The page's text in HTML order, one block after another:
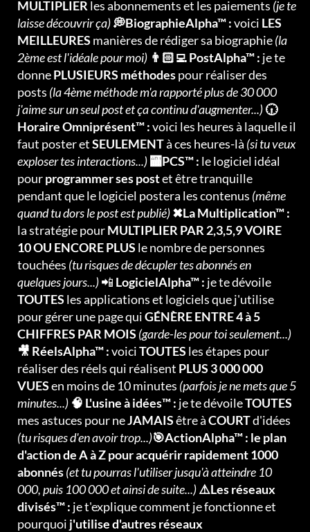
MULTIPLIER les abonnements et les paiements (je te
laisse découvrir ça)💭BiographieAlpha™ :voici LES
MEILLEURES manières de rédiger sa biographie(la
2ème est l'idéale pour moi) 👨🏻‍💻 PostAlpha™ : je te
donnePLUSIEURS méthodespour réaliser des
posts (la 4ème méthode m'a rapporté plus de 30 000
j'aime sur un seul post et ça continu d'augmenter...)🕡
Horaire Omniprésent™ :voici les heures à laquelle il
faut poster etSEULEMENTà ces heures-là (si tu veux
exploser tes interactions...)🏧PCS™ : le logiciel idéal
pourprogrammer ses postet être tranquille
pendant que le logiciel postera les contenus (même
quand tu dors le post est publié)✖La Multiplication™ :
la stratégie pourMULTIPLIER PAR 2,3,5,9 VOIRE
10 OU ENCORE PLUS le nombre de personnes
touchées (tu risques de décupler tes abonnés en
quelques jours...)📲 LogicielAlpha™ : je te dévoile
TOUTES les applications et logiciels que j'utilise
pour gérer une page quiGÉNÈRE ENTRE 4 à 5
CHIFFRES PAR MOIS (garde-les pour toi seulement...)
🎥 RéelsAlpha™ :voiciTOUTES les étapes pour
réaliser des réels qui réalisent PLUS 3 000 000
VUESen moins de 10 minutes (parfois je ne mets que 5
minutes...) 🧠 L'usine à idées™ : je te dévoileTOUTES
mes astuces pour neJAMAISêtre àCOURTd'idées
(tu risques d'en avoir trop...)🎯ActionAlpha™ : le plan
d'action de A à Z pour acquérir rapidement 1000
abonnés(et tu pourras l'utiliser jusqu'à atteindre 10
000, puis 100 000 et ainsi de suite...)⚠️Les réseaux
divisés™ : je t'explique comment je fonctionne et
pourquoi j'utilise d'autres réseaux